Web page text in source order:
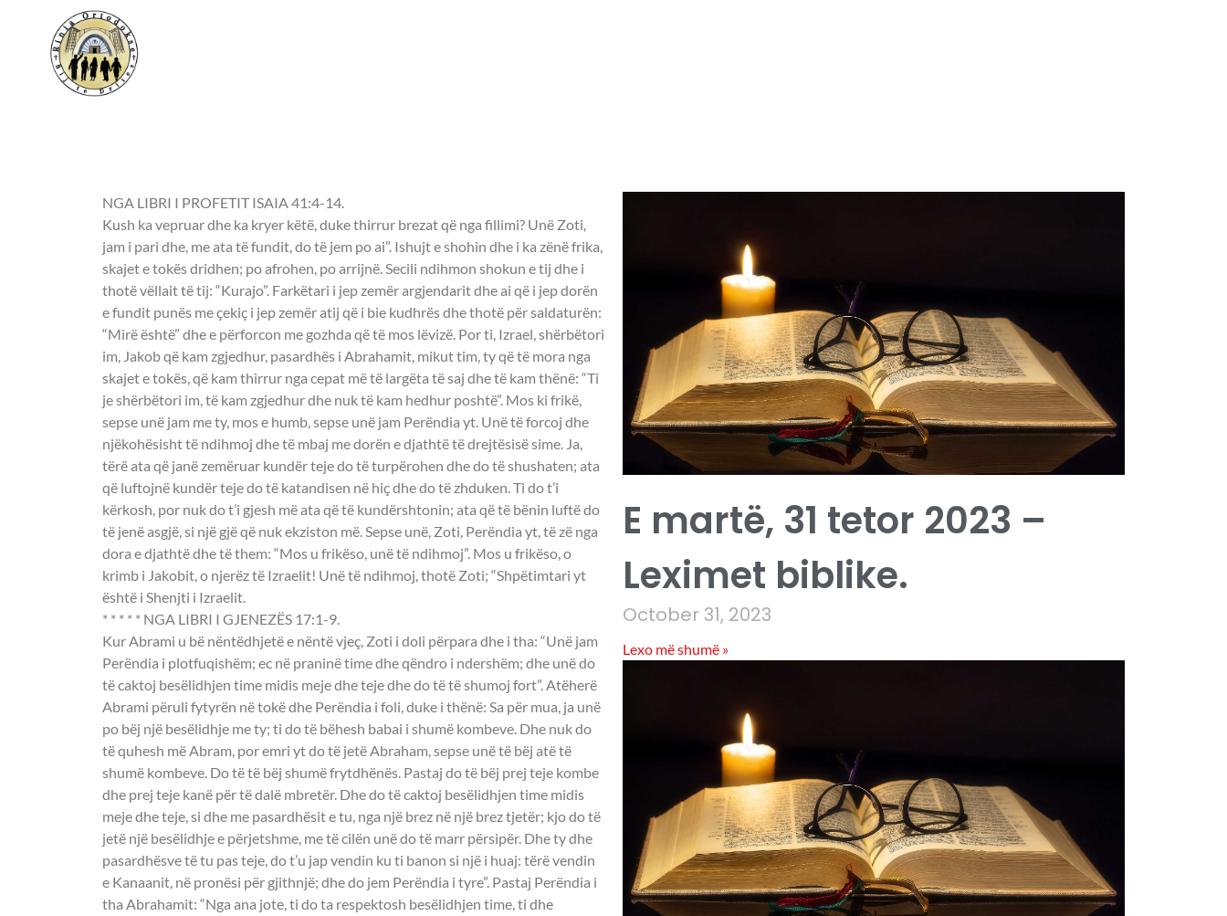
NGA LIBRI I PROFETIT ISAIA 41:4-14.
Kush ka vepruar dhe ka kryer këtë, duke thirrur brezat që nga fillimi? Unë Zoti,
jam i pari dhe, me ata të fundit, do të jem po ai”. Ishujt e shohin dhe i ka zënë frika,
skajet e tokës dridhen; po afrohen, po arrijnë. Secili ndihmon shokun e tij dhe i
thotë vëllait të tij: “Kurajo”. Farkëtari i jep zemër argjendarit dhe ai që i jep dorën
e fundit punës me çekiç i jep zemër atij që i bie kudhrës dhe thotë për saldaturën:
“Mirë është” dhe e përforcon me gozhda që të mos lëvizë. Por ti, Izrael, shërbëtori
im, Jakob që kam zgjedhur, pasardhës i Abrahamit, mikut tim, ty që të mora nga
skajet e tokës, që kam thirrur nga cepat më të largëta të saj dhe të kam thënë: “Ti
je shërbëtori im, të kam zgjedhur dhe nuk të kam hedhur poshtë”. Mos ki frikë,
sepse unë jam me ty, mos e humb, sepse unë jam Perëndia yt. Unë të forcoj dhe
njëkohësisht të ndihmoj dhe të mbaj me dorën e djathtë të drejtësisë sime. Ja,
tërë ata që janë zemëruar kundër teje do të turpërohen dhe do të shushaten; ata
që luftojnë kundër teje do të katandisen në hiç dhe do të zhduken. Ti do t’i
kërkosh, por nuk do t’i gjesh më ata që të kundërshtonin; ata që të bënin luftë do
të jenë asgjë, si një gjë që nuk ekziston më. Sepse unë, Zoti, Perëndia yt, të zë nga
dora e djathtë dhe të them: “Mos u frikëso, unë të ndihmoj”. Mos u frikëso, o
krimb i Jakobit, o njerëz të Izraelit! Unë të ndihmoj, thotë Zoti; “Shpëtimtari yt
është i Shenjti i Izraelit.
* * * * * NGA LIBRI I GJENEZËS 17:1-9.
Kur Abrami u bë nëntëdhjetë e nëntë vjeç, Zoti i doli përpara dhe i tha: “Unë jam
Perëndia i plotfuqishëm; ec në praninë time dhe qëndro i ndershëm; dhe unë do
të caktoj besëlidhjen time midis meje dhe teje dhe do të të shumoj fort”. Atëherë
Abrami përuli fytyrën në tokë dhe Perëndia i foli, duke i thënë: Sa për mua, ja unë
po bëj një besëlidhje me ty; ti do të bëhesh babai i shumë kombeve. Dhe nuk do
të quhesh më Abram, por emri yt do të jetë Abraham, sepse unë të bëj atë të
shumë kombeve. Do të të bëj shumë frytdhënës. Pastaj do të bëj prej teje kombe
dhe prej teje kanë për të dalë mbretër. Dhe do të caktoj besëlidhjen time midis
meje dhe teje, si dhe me pasardhësit e tu, nga një brez në një brez tjetër; kjo do të
jetë një besëlidhje e përjetshme, me të cilën unë do të marr përsipër. Dhe ty dhe
pasardhësve të tu pas teje, do t’u jap vendin ku ti banon si një i huaj: tërë vendin
e Kanaanit, në pronësi për gjithnjë; dhe do jem Perëndia i tyre”. Pastaj Perëndia i
tha Abrahamit: “Nga ana jote, ti do ta respektosh besëlidhjen time, ti dhe
E martë, 31 tetor 2023 –
Leximet biblike.
October 31, 2023
Lexo më shumë »